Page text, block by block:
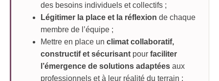
des besoins individuels et collectifs ;
Légitimer la place et la réflexion de chaque
membre de l’équipe ;
Mettre en place un climat collaboratif,
constructif et sécurisant pour faciliter
l’émergence de solutions adaptées aux
professionnels et à leur réalité du terrain ;